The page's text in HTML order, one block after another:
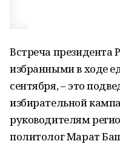
Встреча президента
избранными в ходе
сентября, – это
избирательной
руководителям
политолог Марат